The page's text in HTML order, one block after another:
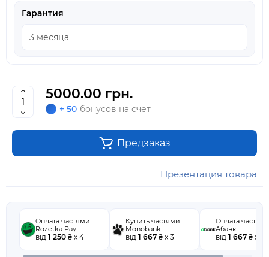
Гарантия
5000.00 грн.
+ 50 бонусов на счет
Предзаказ
Презентация товара
Оплата частями
Rozetka Pay
від 1 250 ₴ x 4
Купить частями
Monobank
від 1 667 ₴ x 3
Оплата
Абанк
від 1 667 ₴ x 3